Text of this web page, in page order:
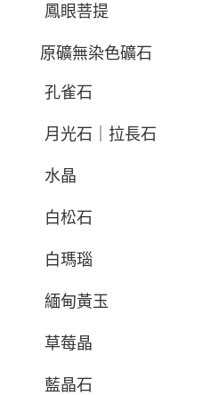
鳳眼菩提
原礦無染色礦石
孔雀石
月光石｜拉長石
水晶
白松石
白瑪瑙
緬甸黃玉
草莓晶
藍晶石